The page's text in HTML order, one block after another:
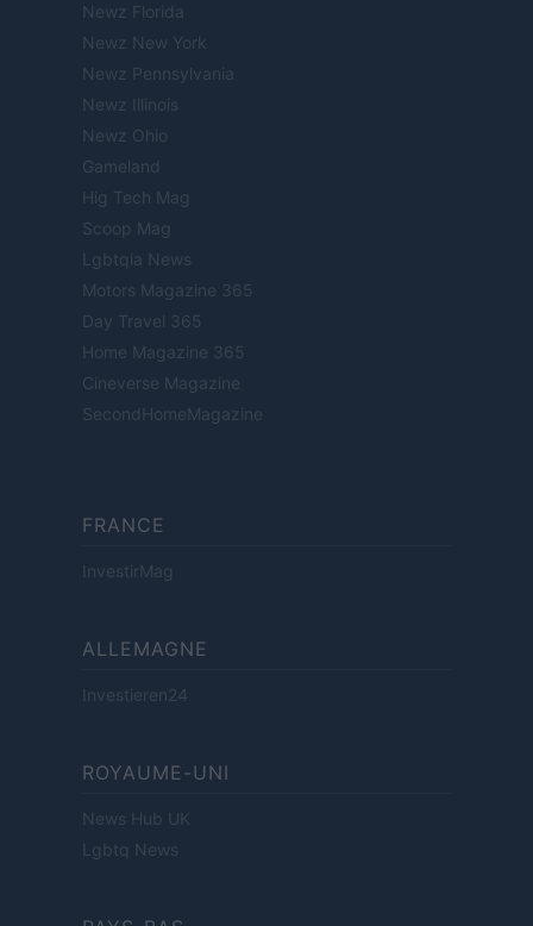
Newz Florida
Newz New York
Newz Pennsylvania
Newz Illinois
Newz Ohio
Gameland
Hig Tech Mag
Scoop Mag
Lgbtqia News
Motors Magazine 365
Day Travel 365
Home Magazine 365
Cineverse Magazine
SecondHomeMagazine
FRANCE
InvestirMag
ALLEMAGNE
Investieren24
ROYAUME-UNI
News Hub UK
Lgbtq News